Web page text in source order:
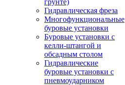
грунте)
Гидравлическая фреза
Многофункциональные
буровые установки
Буровые установки с
келли-штангой и
обсадным столом
Гидравлические
буровые установки с
пневмоударником